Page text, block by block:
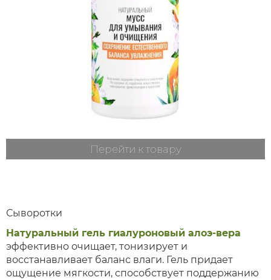
Перейти к товару
Сыворотки
Натуральный гель гиалуроновый алоэ-вера
эффективно очищает, тонизирует и
восстанавливает баланс влаги. Гель придает
ощущение мягкости, способствует поддержанию